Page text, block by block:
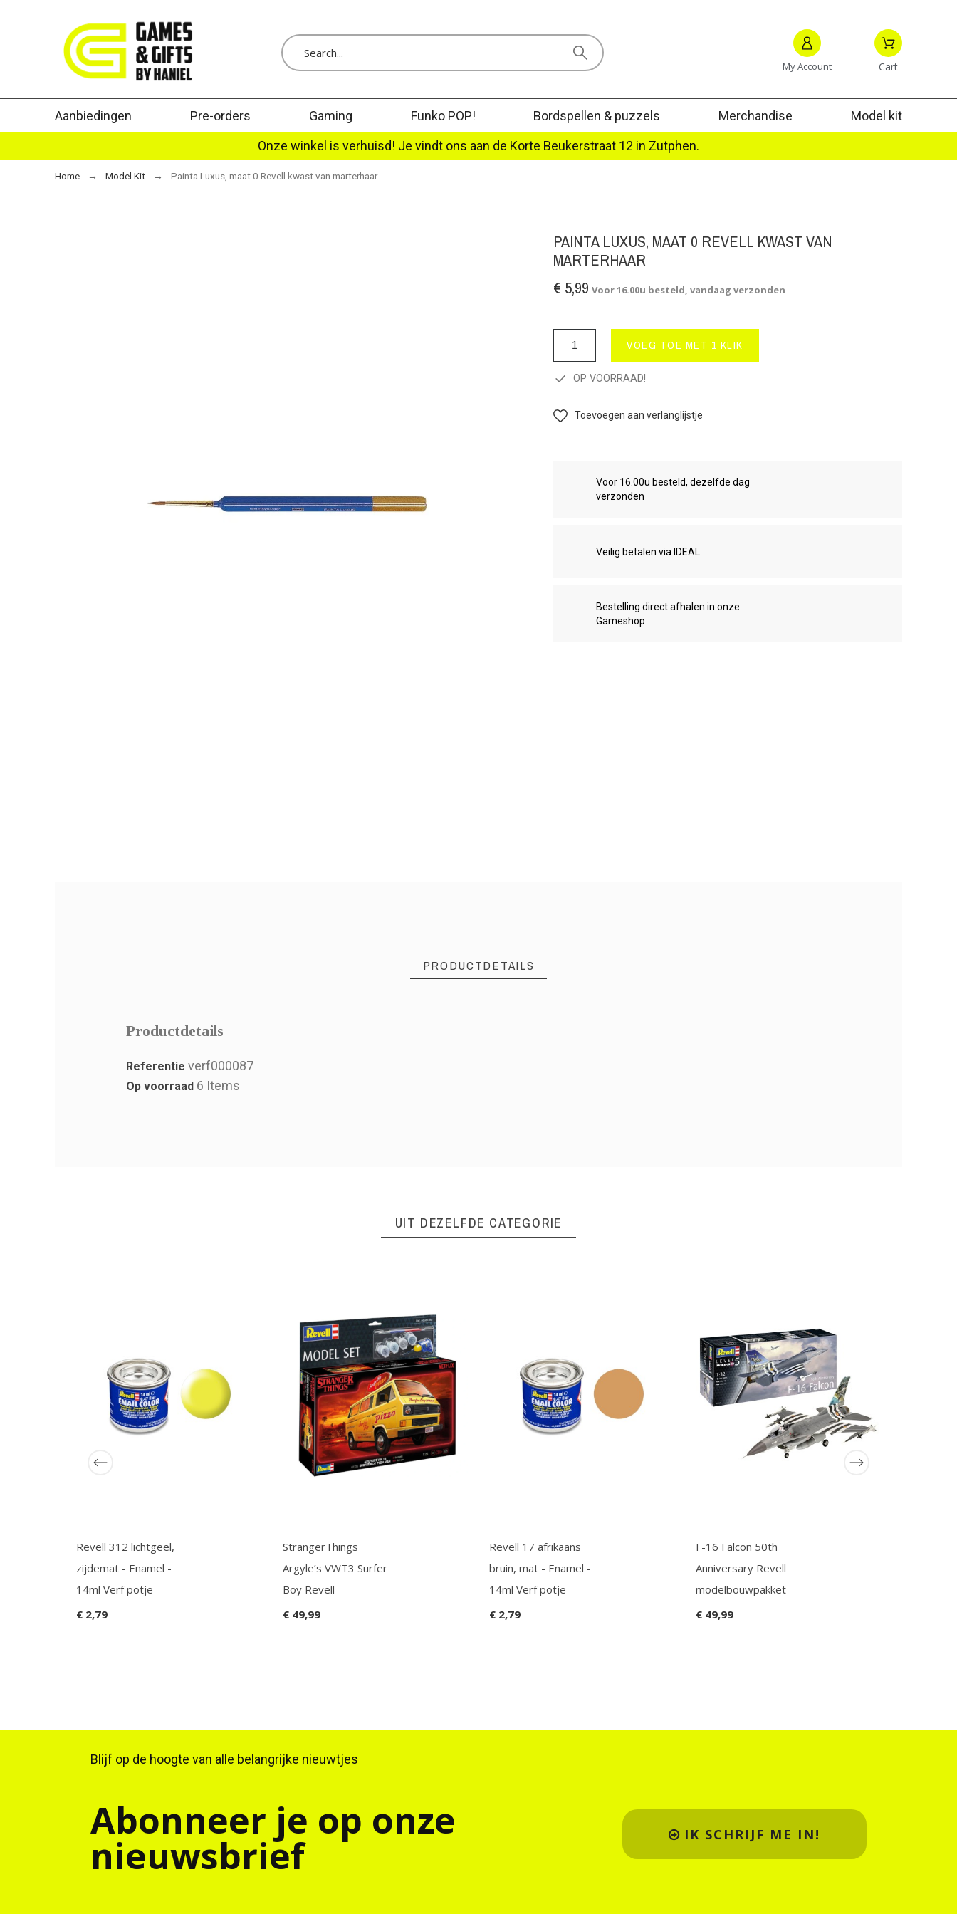
My Account Cart
Aanbiedingen Pre-orders Gaming Funko POP! Bordspellen & puzzels Merchandise
Model kit
Onze winkel is verhuisd! Je vindt ons aan de Korte Beukerstraat 12 in Zutphen.
Home Model Kit Painta Luxus, maat 0 Revell kwast van marterhaar
PAINTA LUXUS, MAAT 0 REVELL KWAST VAN
MARTERHAAR
€ 5,99 Voor 16.00u besteld, vandaag verzonden
VOEG TOE MET 1 KLIK
OP VOORRAAD!
Toevoegen aan verlanglijstje
Voor 16.00u besteld, dezelfde dag
verzonden
Veilig betalen via IDEAL
Bestelling direct afhalen in onze
Gameshop
PRODUCTDETAILS
Productdetails
Referentieverf000087
Op voorraad 6 Items
UIT DEZELFDE CATEGORIE
Revell 312 lichtgeel,
zijdemat - Enamel -
14ml Verf potje
€ 2,79
StrangerThings
Argyle’s VWT3 Surfer
Boy Revell
€ 49,99
Revell 17 afrikaans
bruin, mat - Enamel -
14ml Verf potje
€ 2,79
F-16 Falcon 50th
Anniversary Revell
modelbouwpakket
€ 49,99
Blijf op de hoogte van alle belangrijke nieuwtjes
Abonneer je op onze
nieuwsbrief IK SCHRIJF ME IN!